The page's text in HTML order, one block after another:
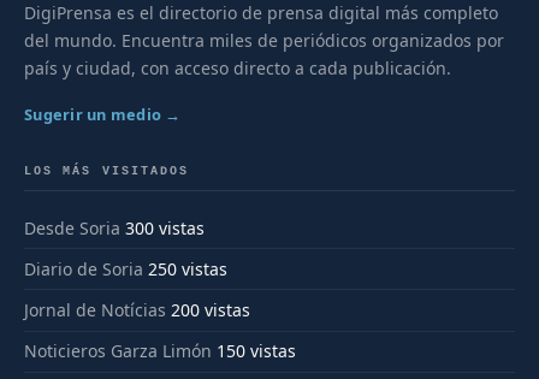
DigiPrensa es el directorio de prensa digital más completo
del mundo. Encuentra miles de periódicos organizados por
país y ciudad, con acceso directo a cada publicación.
Sugerir un medio →
LOS MÁS VISITADOS
Desde Soria 300 vistas
Diario de Soria 250 vistas
Jornal de Notícias 200 vistas
Noticieros Garza Limón 150 vistas